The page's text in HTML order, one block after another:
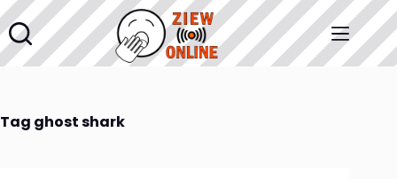
Przejdź
do
treści
Tag ghost shark